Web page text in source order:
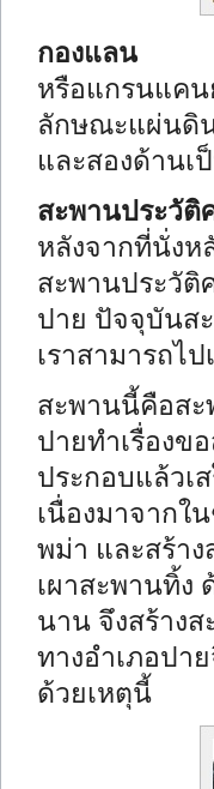
กองแลน
หรือแกรนแคน
ลักษณะแผ่นดิน
และสองด้านเ
สะพานประวัติ
หลังจากที่นั่งห
สะพานประวัติ
ปาย ปัจจุบันส
เราสามารถไ
สะพานนี้คือสะ
ปายทำเรื่องข
ประกอบแล้วเ
เนื่องมาจากใ
พม่า และสร้า
เผาสะพานทิ้
นาน จึงสร้าง
ทางอำเภอปา
ด้วยเหตุนี้